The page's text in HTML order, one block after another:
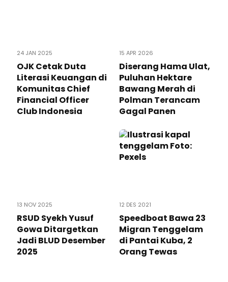
24 JAN 2025
OJK Cetak Duta
Literasi Keuangan di
Komunitas Chief
Financial Officer
Club Indonesia
15 APR 2026
Diserang Hama Ulat,
Puluhan Hektare
Bawang Merah di
Polman Terancam
Gagal Panen
13 NOV 2025
RSUD Syekh Yusuf
Gowa Ditargetkan
Jadi BLUD Desember
2025
12 DES 2021
Speedboat Bawa 23
Migran Tenggelam
di Pantai Kuba, 2
Orang Tewas